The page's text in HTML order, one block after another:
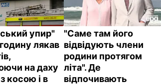
упир"
лякав
на даху
з косою і в
"Саме там його
відвідують члени
родини протягом
літа". Де
відпочивають